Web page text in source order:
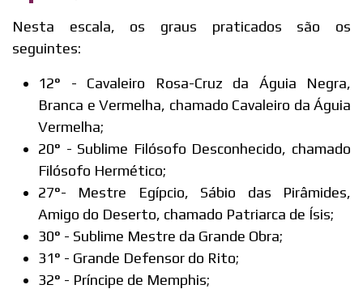
Nesta escala, os graus praticados são os
seguintes:
12° - Cavaleiro Rosa-Cruz da Águia Negra,
Branca e Vermelha, chamado Cavaleiro da Águia
Vermelha;
20° - Sublime Filósofo Desconhecido, chamado
Filósofo Hermético;
27°- Mestre Egípcio, Sábio das Pirâmides,
Amigo do Deserto, chamado Patriarca de Ísis;
30° - Sublime Mestre da Grande Obra;
31° - Grande Defensor do Rito;
32° - Príncipe de Memphis;